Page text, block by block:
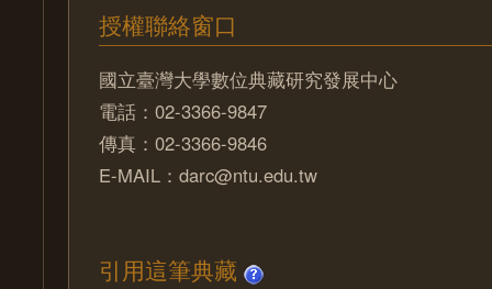
授權聯絡窗口
國立臺灣大學數位典藏研究發展中心
電話：02-3366-9847
傳真：02-3366-9846
E-MAIL：darc@ntu.edu.tw
引用這筆典藏